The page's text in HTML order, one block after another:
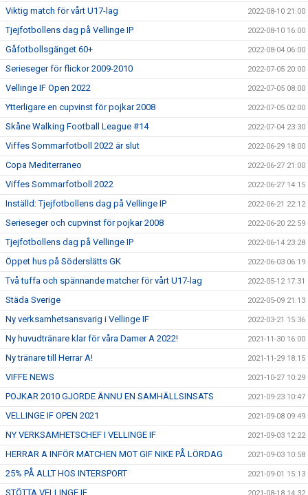
Viktig match för vårt U17-lag 2022-08-10 21:00
Tjejfotbollens dag på Vellinge IP 2022-08-10 16:00
Gåfotbollsgänget 60+ 2022-08-04 06:00
Serieseger för flickor 2009-2010 2022-07-05 20:00
Vellinge IF Open 2022 2022-07-05 08:00
Ytterligare en cupvinst för pojkar 2008 2022-07-05 02:00
Skåne Walking Football League #14 2022-07-04 23:30
Viffes Sommarfotboll 2022 är slut 2022-06-29 18:00
Copa Mediterraneo 2022-06-27 21:00
Viffes Sommarfotboll 2022 2022-06-27 14:15
Inställd: Tjejfotbollens dag på Vellinge IP 2022-06-21 22:12
Serieseger och cupvinst för pojkar 2008 2022-06-20 22:59
Tjejfotbollens dag på Vellinge IP 2022-06-14 23:28
Öppet hus på Söderslätts GK 2022-06-03 06:19
Två tuffa och spännande matcher för vårt U17-lag 2022-05-12 17:31
Städa Sverige 2022-05-09 21:13
Ny verksamhetsansvarig i Vellinge IF 2022-03-21 15:36
Ny huvudtränare klar för våra Damer A 2022! 2021-11-30 16:00
Ny tränare till Herrar A! 2021-11-29 18:15
VIFFE NEWS 2021-10-27 10:29
POJKAR 2010 GJORDE ÄNNU EN SAMHÄLLSINSATS 2021-09-23 10:47
VELLINGE IF OPEN 2021 2021-09-08 09:49
NY VERKSAMHETSCHEF I VELLINGE IF 2021-09-03 12:22
HERRAR A INFÖR MATCHEN MOT GIF NIKE PÅ LÖRDAG 2021-09-03 10:58
25% PÅ ALLT HOS INTERSPORT 2021-09-01 15:13
STÖTTA VELLINGE IF 2021-08-18 14:32